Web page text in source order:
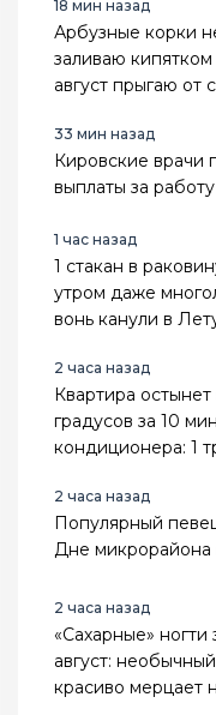
18 мин назад
Арбузные корки
заливаю
август прыгаю от
33 мин назад
Кировские врачи
выплаты за
1 час назад
1 стакан в
утром даже
вонь канули в
2 часа назад
Квартира остынет
градусов за 10
кондиционера: 1
градусную жару
2 часа назад
Популярный
Дне
2 часа назад
«Сахарные» ногти
август:
красиво мерцает